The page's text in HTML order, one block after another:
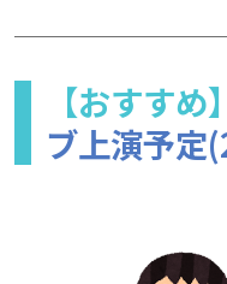
【おすすめ】
ブ上演予定